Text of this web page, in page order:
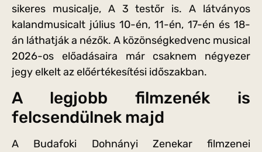
sikeres musicalje, A 3 testőr is. A látványos
kalandmusicalt július 10-én, 11-én, 17-én és 18-
án láthatják a nézők. A közönségkedvenc musical
2026-os előadásaira már csaknem négyezer
jegy elkelt az előértékesítési időszakban.
A legjobb filmzenék is
felcsendülnek majd
A Budafoki Dohnányi Zenekar filmzenei